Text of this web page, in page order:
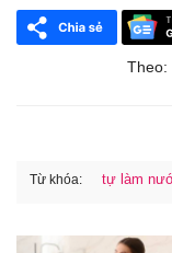
Theo:
Từ khóa: tự làm